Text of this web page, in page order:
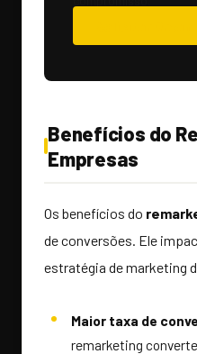
Benefícios do
Empresas
Os benefícios do
de conversões. Ele
estratégia de marketing
Maior taxa de
remarketing